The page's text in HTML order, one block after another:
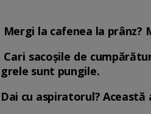
Mergi la cafenea la
Cari sacoșile de
grele sunt pungile.
Dai cu aspiratorul?